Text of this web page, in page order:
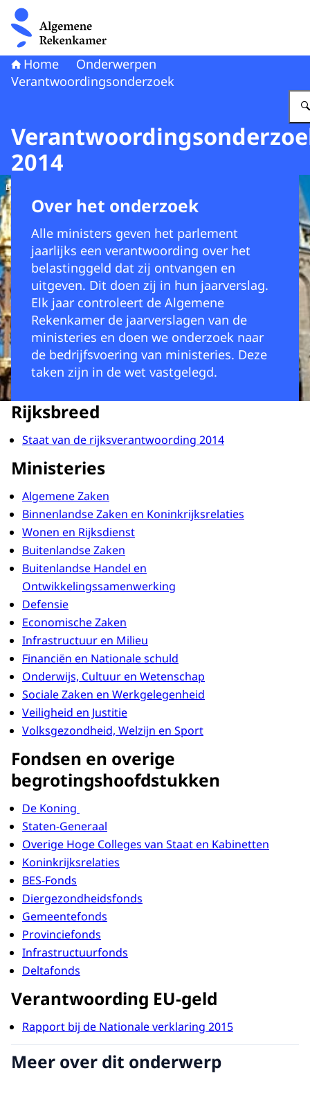
Naar de homepage van Algemene Rekenkamer
Home
Onderwerpen
Verantwoordingsonderzoek
2014
Beeld: Jeroen Bouman
Over het onderzoek
Alle ministers geven het parlement
jaarlijks een verantwoording over het
belastinggeld dat zij ontvangen en
uitgeven. Dit doen zij in hun jaarverslag.
Elk jaar controleert de Algemene
Rekenkamer de jaarverslagen van de
ministeries en doen we onderzoek naar
de bedrijfsvoering van ministeries. Deze
taken zijn in de wet vastgelegd.
Rijksbreed
Staat van de rijksverantwoording 2014
Ministeries
Algemene Zaken
Binnenlandse Zaken en Koninkrijksrelaties
Wonen en Rijksdienst
Buitenlandse Zaken
Buitenlandse Handel en
Ontwikkelingssamenwerking
Defensie
Economische Zaken
Infrastructuur en Milieu
Financiën en Nationale schuld
Onderwijs, Cultuur en Wetenschap
Sociale Zaken en Werkgelegenheid
Veiligheid en Justitie
Volksgezondheid, Welzijn en Sport
Fondsen en overige
begrotingshoofdstukken
De Koning
Staten-Generaal
Overige Hoge Colleges van Staat en Kabinetten
Koninkrijksrelaties
BES-Fonds
Diergezondheidsfonds
Gemeentefonds
Provinciefonds
Infrastructuurfonds
Deltafonds
Verantwoording EU-geld
Rapport bij de Nationale verklaring 2015
Meer over dit onderwerp